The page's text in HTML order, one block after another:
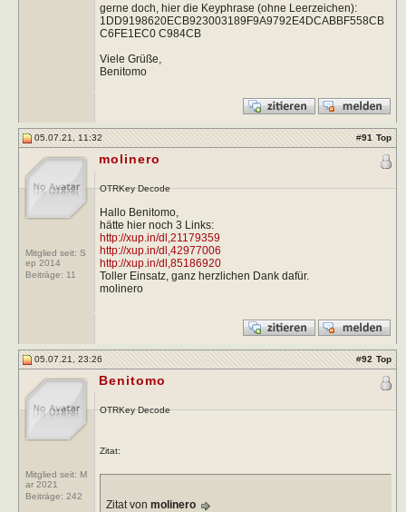
gerne doch, hier die Keyphrase (ohne Leerzeichen):
1DD9198620ECB923003189F9A9792E4DCABBF558CB
C6FE1EC0 C984CB
Viele Grüße,
Benitomo
05.07.21, 11:32 #91 Top
Mitglied seit: S
ep 2014
Beiträge: 11
molinero
OTRKey Decode
Hallo Benitomo,
hätte hier noch 3 Links:
http://xup.in/dl,21179359
http://xup.in/dl,42977006
http://xup.in/dl,85186920
Toller Einsatz, ganz herzlichen Dank dafür.
molinero
05.07.21, 23:26 #92 Top
Mitglied seit: M
ar 2021
Beiträge: 242
Benitomo
OTRKey Decode
Zitat:
Zitat von molinero